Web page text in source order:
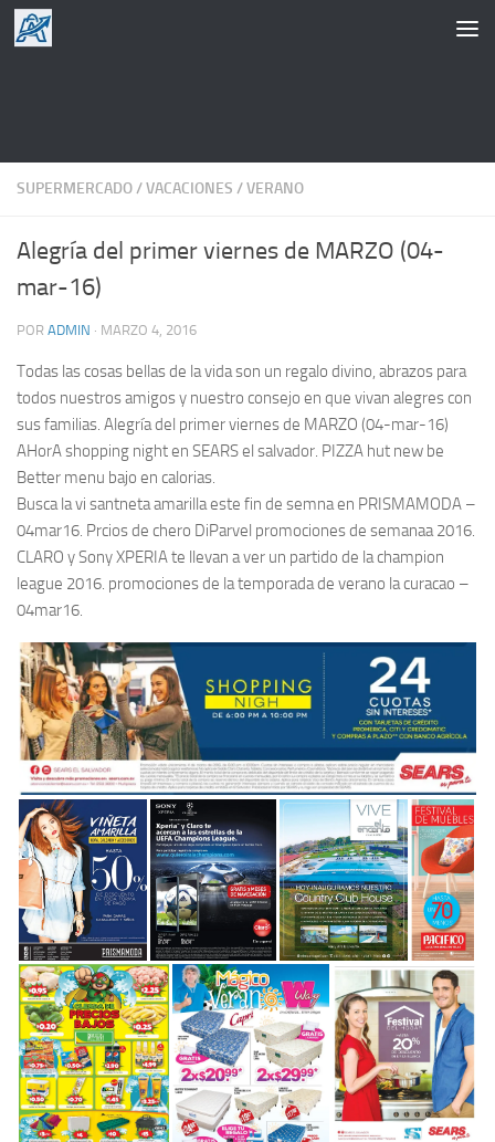
Saltar al contenido
SUPERMERCADO/VACACIONES /VERANO
Alegría del primer viernes de MARZO (04-
mar-16)
POR ADMIN · MARZO 4, 2016
Todas las cosas bellas de la vida son un regalo divino, abrazos para
todos nuestros amigos y nuestro consejo en que vivan alegres con
sus familias. Alegría del primer viernes de MARZO (04-mar-16)
AHorA shopping night en SEARS el salvador. PIZZA hut new be
Better menu bajo en calorias.
Busca la vi santneta amarilla este fin de semna en PRISMAMODA –
04mar16. Prcios de chero DiParvel promociones de semanaa 2016.
CLARO y Sony XPERIA te llevan a ver un partido de la champion
league 2016. promociones de la temporada de verano la curacao –
04mar16.